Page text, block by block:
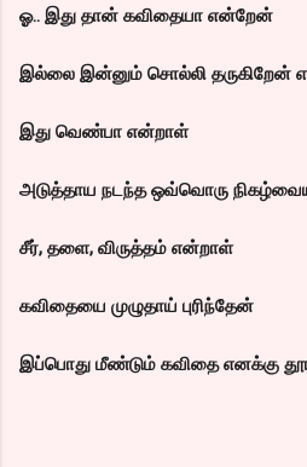
ஓ.. இது தான் கவிதையா என்றேன்
இல்லை இன்னும் சொல்லி தருகிறேன்
இது வெண்பா என்றாள்
அடுத்தாய நடந்த ஒவ்வொரு
சீர், தளை, விருத்தம் என்றாள்
கவிதையை முழுதாய் புரிந்தேன்
இப்பொது மீண்டும் கவிதை எனக்கு